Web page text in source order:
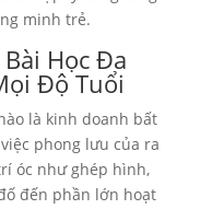
minh trẻ.
Bài Học Đa
Độ Tuổi
là kinh doanh bất
phong lưu của ra
óc như ghép hình,
đến phần lớn hoạt